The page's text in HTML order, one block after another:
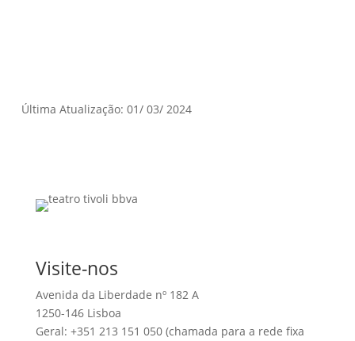
Última Atualização: 01/ 03/ 2024
Visite-nos
Avenida da Liberdade nº 182 A
1250-146 Lisboa
Geral: +351 213 151 050 (chamada para a rede fixa